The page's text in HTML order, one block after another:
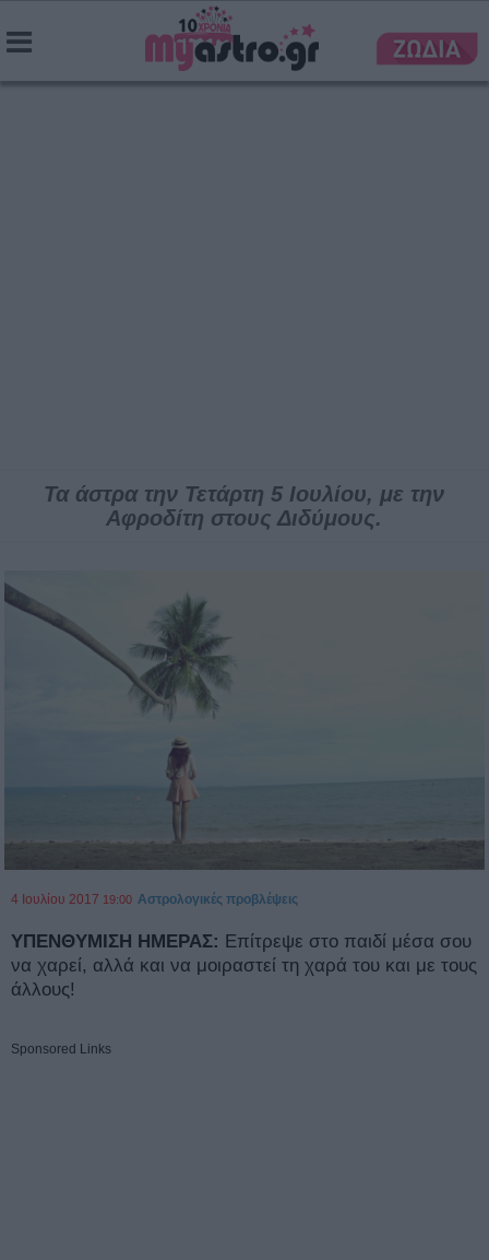
Τα άστρα την Τετάρτη 5 Ιουλίου, με την
Αφροδίτη στους Διδύμους.
4 Ιουλίου 2017 19:00 Αστρολογικές προβλέψεις
ΥΠΕΝΘΥΜΙΣΗ ΗΜΕΡΑΣ: Επίτρεψε στο παιδί μέσα σου
να χαρεί, αλλά και να μοιραστεί τη χαρά του και με τους
άλλους!
Sponsored Links